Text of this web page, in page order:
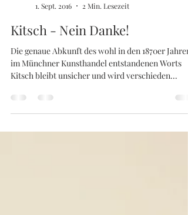
1. Sept. 2016
2 Min. Lesezeit
Kitsch - Nein Danke!
Die genaue Abkunft des wohl in den 1870er Jahren
Kitsch bleibt unsicher und wird verschieden...